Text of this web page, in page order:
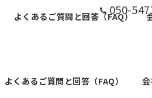
050-
よくあるご質問と回答（FAQ）
よくあるご質問と回答（FAQ）